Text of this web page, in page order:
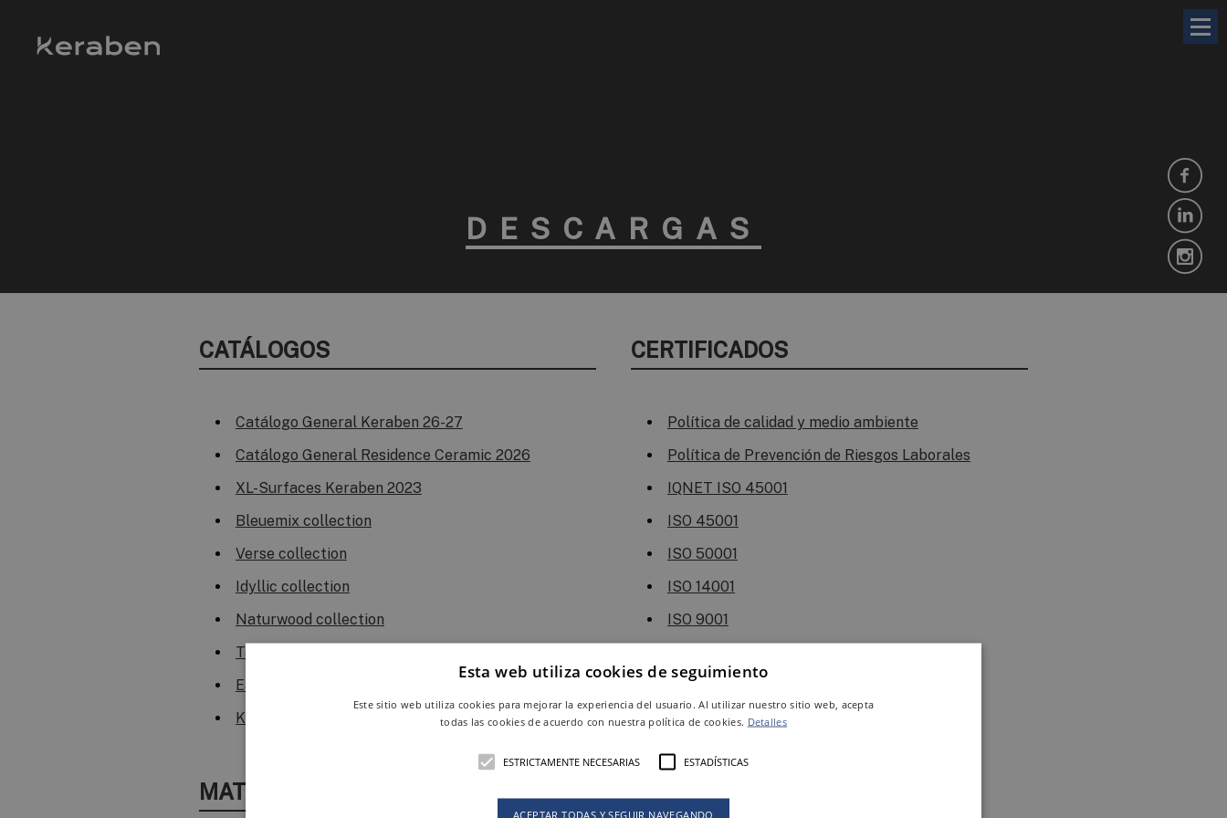
DESCARGAS
CATÁLOGOS
Catálogo General Keraben 26-27
Catálogo General Residence Ceramic 2026
XL-Surfaces Keraben 2023
Bleuemix collection
Verse collection
Idyllic collection
Naturwood collection
Tapiz collection
Easy Cleaning
Keraben Systems
CERTIFICADOS
Política de calidad y medio ambiente
Política de Prevención de Riesgos Laborales
IQNET ISO 45001
ISO 45001
ISO 50001
ISO 14001
ISO 9001
UPEC
MATERIAL TÉCNICO
Esta web utiliza cookies de seguimiento
Este sitio web utiliza cookies para mejorar la experiencia del usuario. Al utilizar nuestro sitio web, acepta
todas las cookies de acuerdo con nuestra política de cookies. Detalles
ESTRICTAMENTE NECESARIAS ESTADÍSTICAS
ACEPTAR TODAS Y SEGUIR NAVEGANDO